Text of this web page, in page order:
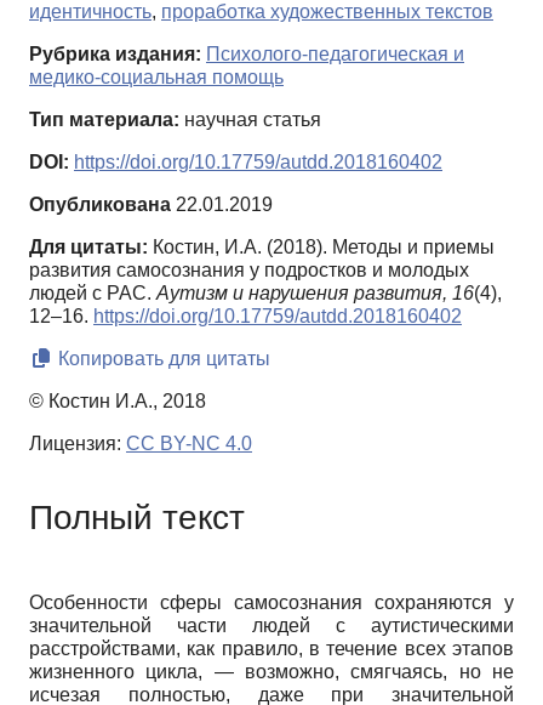
идентичность, проработка художественных текстов
Рубрика издания: Психолого-педагогическая и
медико-социальная помощь
Тип материала: научная статья
DOI: https://doi.org/10.17759/autdd.2018160402
Опубликована 22.01.2019
Для цитаты: Костин, И.А. (2018). Методы и приемы
развития самосознания у подростков и молодых
людей с РАС. Аутизм и нарушения развития, 16(4),
12–16. https://doi.org/10.17759/autdd.2018160402
Копировать для цитаты
© Костин И.А., 2018
Лицензия: CC BY-NC 4.0
Полный текст
Особенности сферы самосознания сохраняются у
значительной части людей с аутистическими
расстройствами, как правило, в течение всех этапов
жизненного цикла, — возможно, смягчаясь, но не
исчезая полностью, даже при значительной